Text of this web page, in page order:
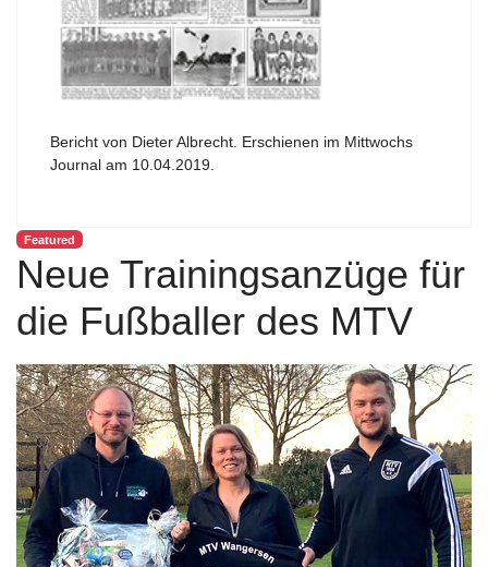
Bericht von Dieter Albrecht. Erschienen im Mittwochs
Journal am 10.04.2019.
Featured
Neue Trainingsanzüge für
die Fußballer des MTV